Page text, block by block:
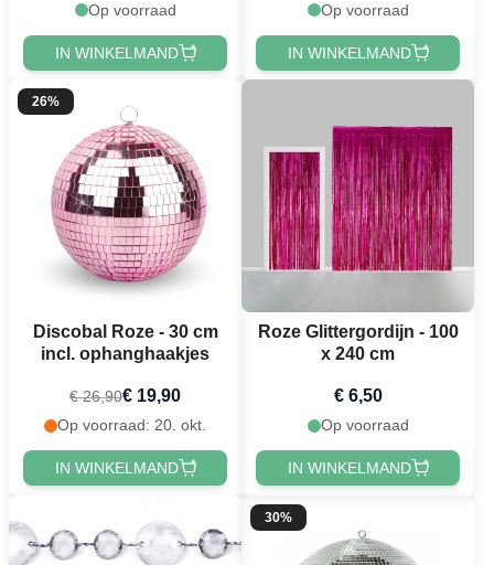
Op voorraad
IN WINKELMAND
Op voorraad
IN WINKELMAND
26%
Discobal Roze - 30 cm
incl. ophanghaakjes
€ 26,90€ 19,90
Op voorraad: 20. okt.
IN WINKELMAND
Roze Glittergordijn - 100
x 240 cm
€ 6,50
Op voorraad
IN WINKELMAND
30%